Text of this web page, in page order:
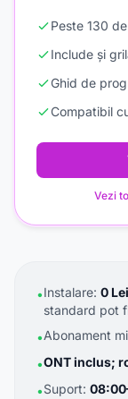
Peste 130
Include și
Ghid de
Compatibil
Vezi
•Instalare: 0 Lei
standard pot
•Abonament
•ONT inclus;
•Suport: